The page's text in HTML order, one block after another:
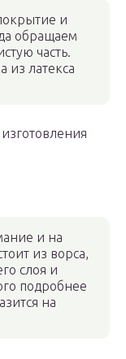
и
обращаем
часть.
из латекса
и на
из ворса,
слоя и
подробнее
на